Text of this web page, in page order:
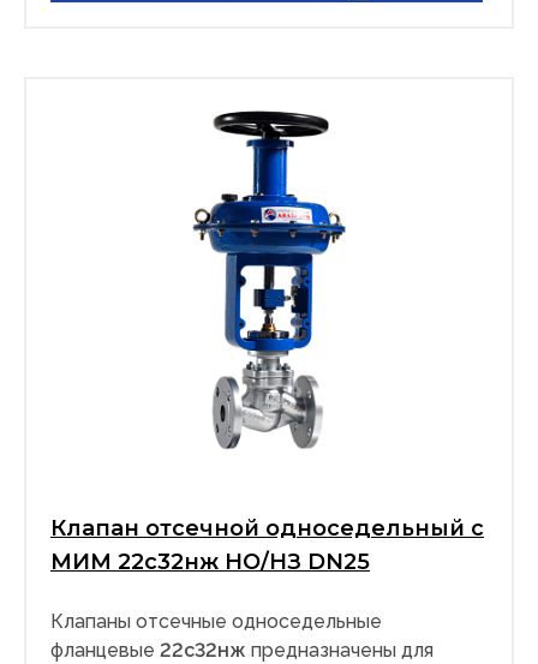
Клапан отсечной односедельный с
МИМ 22с32нж НО/НЗ DN25
Клапаны отсечные односедельные
фланцевые 22с32нж предназначены для